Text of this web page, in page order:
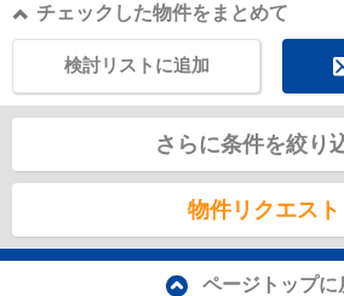
チェックした物件をまとめて
検討リストに追加
さらに条件を絞り
物件リクエスト
ページトップに